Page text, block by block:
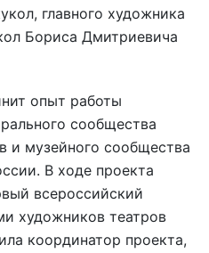
главного художника
Бориса Дмитриевича
опыт работы
сообщества
и музейного сообщества
В ходе проекта
всероссийский
художников театров
координатор проекта,